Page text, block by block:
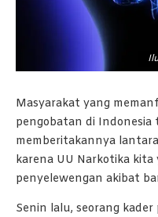
Masyarakat yang
pengobatan di
memberitakannya
karena UU Narkotika
penyelewengan akibat
Senin lalu, seorang